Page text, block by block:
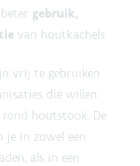
gebruik,
van houtkachels
vrij te gebruiken
die willen
rond houtstook. De
je in zowel een
als in een